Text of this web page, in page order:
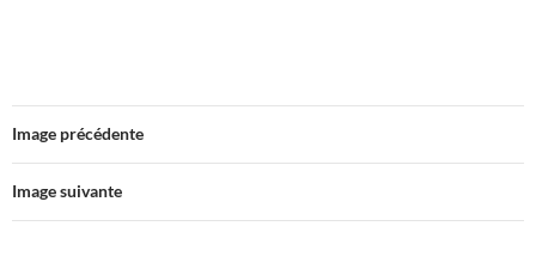
Image précédente
Image suivante